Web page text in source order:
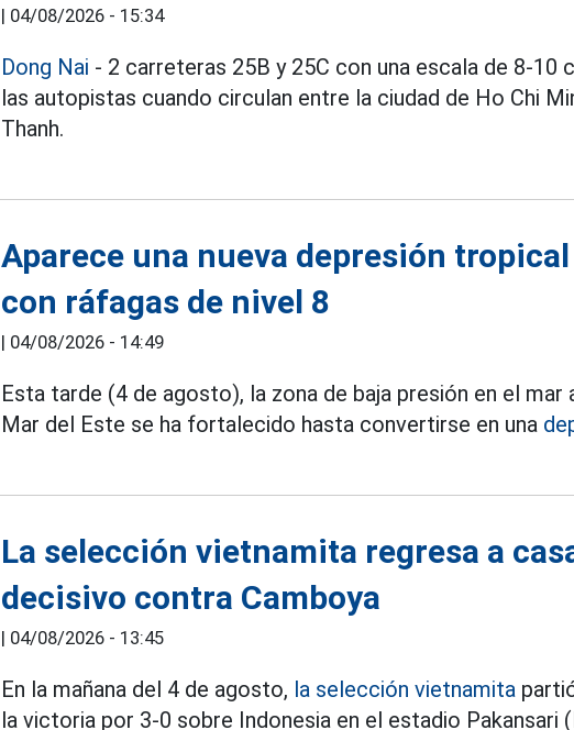
| 04/08/2026 - 15:34
Dong Nai - 2 carreteras 25B y 25C con una escala de 8-10
las autopistas cuando circulan entre la ciudad de Ho Chi
Thanh.
Aparece una nueva depresión
con ráfagas de nivel 8
| 04/08/2026 - 14:49
Esta tarde (4 de agosto), la zona de baja presión en el
Mar del Este se ha fortalecido hasta convertirse en una
La selección vietnamita regresa a
decisivo contra Camboya
| 04/08/2026 - 13:45
En la mañana del 4 de agosto, la selección vietnamita
la victoria por 3-0 sobre Indonesia en el estadio Pakansari